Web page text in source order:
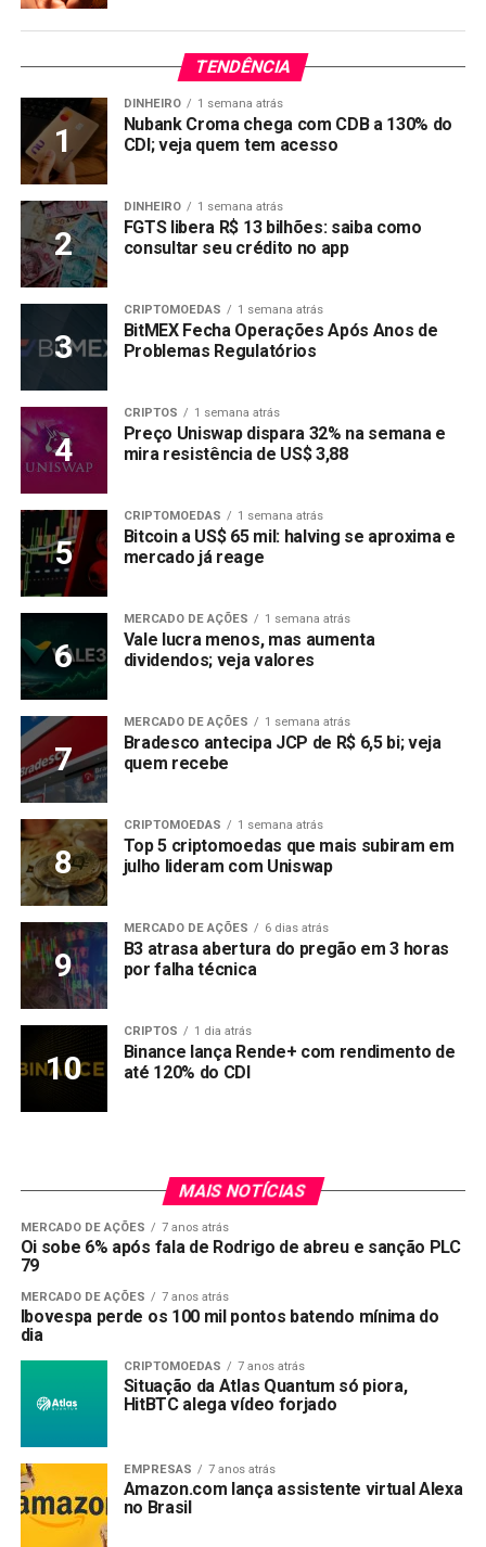
TENDÊNCIA
DINHEIRO 1 semana atrás
Nubank Croma chega com CDB a 130% do
CDI; veja quem tem acesso
DINHEIRO 1 semana atrás
FGTS libera R$ 13 bilhões: saiba como
consultar seu crédito no app
CRIPTOMOEDAS 1 semana atrás
BitMEX Fecha Operações Após Anos de
Problemas Regulatórios
CRIPTOS 1 semana atrás
Preço Uniswap dispara 32% na semana e
mira resistência de US$ 3,88
CRIPTOMOEDAS 1 semana atrás
Bitcoin a US$ 65 mil: halving se aproxima e
mercado já reage
MERCADO DE AÇÕES 1 semana atrás
Vale lucra menos, mas aumenta
dividendos; veja valores
MERCADO DE AÇÕES 1 semana atrás
Bradesco antecipa JCP de R$ 6,5 bi; veja
quem recebe
CRIPTOMOEDAS 1 semana atrás
Top 5 criptomoedas que mais subiram em
julho lideram com Uniswap
MERCADO DE AÇÕES 6 dias atrás
B3 atrasa abertura do pregão em 3 horas
por falha técnica
CRIPTOS 1 dia atrás
Binance lança Rende+ com rendimento de
até 120% do CDI
MAIS NOTÍCIAS
MERCADO DE AÇÕES 7 anos atrás
Oi sobe 6% após fala de Rodrigo de abreu e sanção PLC
79
MERCADO DE AÇÕES 7 anos atrás
Ibovespa perde os 100 mil pontos batendo mínima do
dia
CRIPTOMOEDAS 7 anos atrás
Situação da Atlas Quantum só piora,
HitBTC alega vídeo forjado
EMPRESAS 7 anos atrás
Amazon.com lança assistente virtual Alexa
no Brasil